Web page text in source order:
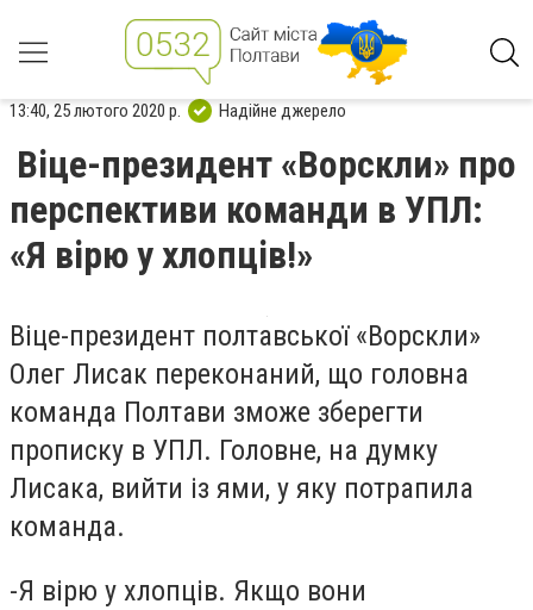
13:40, 25 лютого 2020 р. Надійне джерело
Віце-президент «Ворскли» про
перспективи команди в УПЛ:
«Я вірю у хлопців!»
Віце-президент полтавської «Ворскли»
Олег Лисак переконаний, що головна
команда Полтави зможе зберегти
прописку в УПЛ. Головне, на думку
Лисака, вийти із ями, у яку потрапила
команда.
-Я вірю у хлопців. Якщо вони